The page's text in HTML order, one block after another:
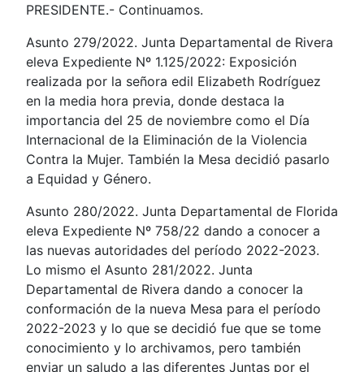
PRESIDENTE.- Continuamos.
Asunto 279/2022. Junta Departamental de Rivera
eleva Expediente Nº 1.125/2022: Exposición
realizada por la señora edil Elizabeth Rodríguez
en la media hora previa, donde destaca la
importancia del 25 de noviembre como el Día
Internacional de la Eliminación de la Violencia
Contra la Mujer. También la Mesa decidió pasarlo
a Equidad y Género.
Asunto 280/2022. Junta Departamental de Florida
eleva Expediente Nº 758/22 dando a conocer a
las nuevas autoridades del período 2022-2023.
Lo mismo el Asunto 281/2022. Junta
Departamental de Rivera dando a conocer la
conformación de la nueva Mesa para el período
2022-2023 y lo que se decidió fue que se tome
conocimiento y lo archivamos, pero también
enviar un saludo a las diferentes Juntas por el